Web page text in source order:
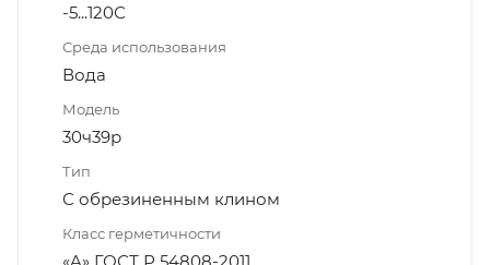
-5...120С
Среда использования
Вода
Модель
30ч39р
Тип
С обрезиненным клином
Класс герметичности